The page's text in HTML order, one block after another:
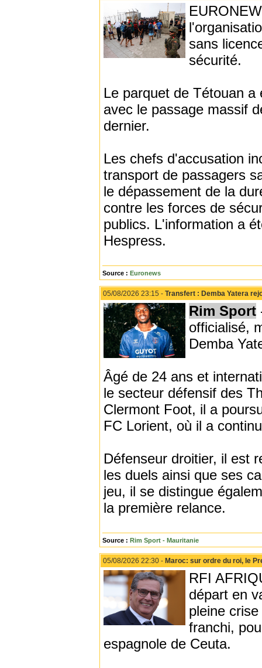
sans
sécurité.
Le parquet de Tétouan
avec le passage massif
dernier.
Les chefs d'accusation
transport de passagers
le dépassement de la
contre les forces de
publics. L'information a
Hespress.
Source : Euronews
05/08/2026 23:15 - Transfert : Demba Yatera
Rim Sport
officialisé,
Demba
Âgé de 24 ans et
le secteur défensif des
Clermont Foot, il a
FC Lorient, où il a
Défenseur droitier, il est
les duels ainsi que ses
jeu, il se distingue
la première relance.
Source : Rim Sport - Mauritanie
05/08/2026 22:30 - Maroc: sur ordre du roi, le
RFI
départ en
pleine
franchi,
espagnole de Ceuta.